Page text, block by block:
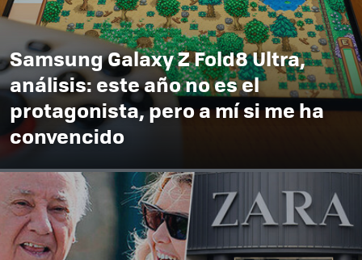
Samsung Galaxy Z Fold8 Ultra,
análisis: este año no es el
protagonista, pero a mí si me ha
convencido